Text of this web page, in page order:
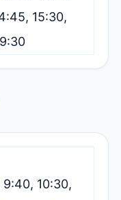
15:30,
10:30,